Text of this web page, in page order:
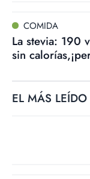
COMIDA
La stevia: 190
sin
EL MÁS LEÍDO